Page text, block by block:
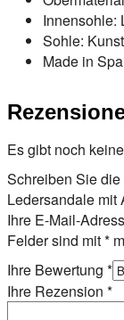
Innensohle:
Sohle:
Made in
Es gibt noch
Schreiben Sie die
Ledersandale mit
Ihre E-Mail-
Felder sind mit*
Ihre Bewertung *
Ihre Rezension *